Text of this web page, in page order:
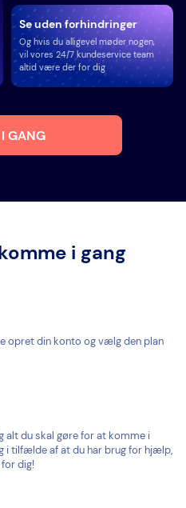
Se uden forhindringer
Og hvis du alligevel møder nogen,
vil vores 24/7 kundeservice team
altid være der for dig
GANG
i gang
opret din konto og vælg den plan
alt du skal gøre for at komme i
i tilfælde af at du har brug for hjælp,
dig!